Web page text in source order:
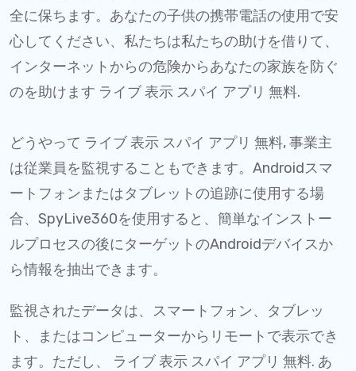
全に保ちます。あなたの子供の携帯電話の使用で安
心してください、私たちは私たちの助けを借りて、
インターネットからの危険からあなたの家族を防ぐ
のを助けます ライブ 表示 スパイ アプリ 無料.
どうやって ライブ 表示 スパイ アプリ 無料, 事業主
は従業員を監視することもできます。Androidスマ
ートフォンまたはタブレットの追跡に使用する場
合、SpyLive360を使用すると、簡単なインストー
ルプロセスの後にターゲットのAndroidデバイスか
ら情報を抽出できます。
監視されたデータは、スマートフォン、タブレッ
ト、またはコンピューターからリモートで表示でき
ます。ただし、 ライブ 表示 スパイ アプリ 無料. あ